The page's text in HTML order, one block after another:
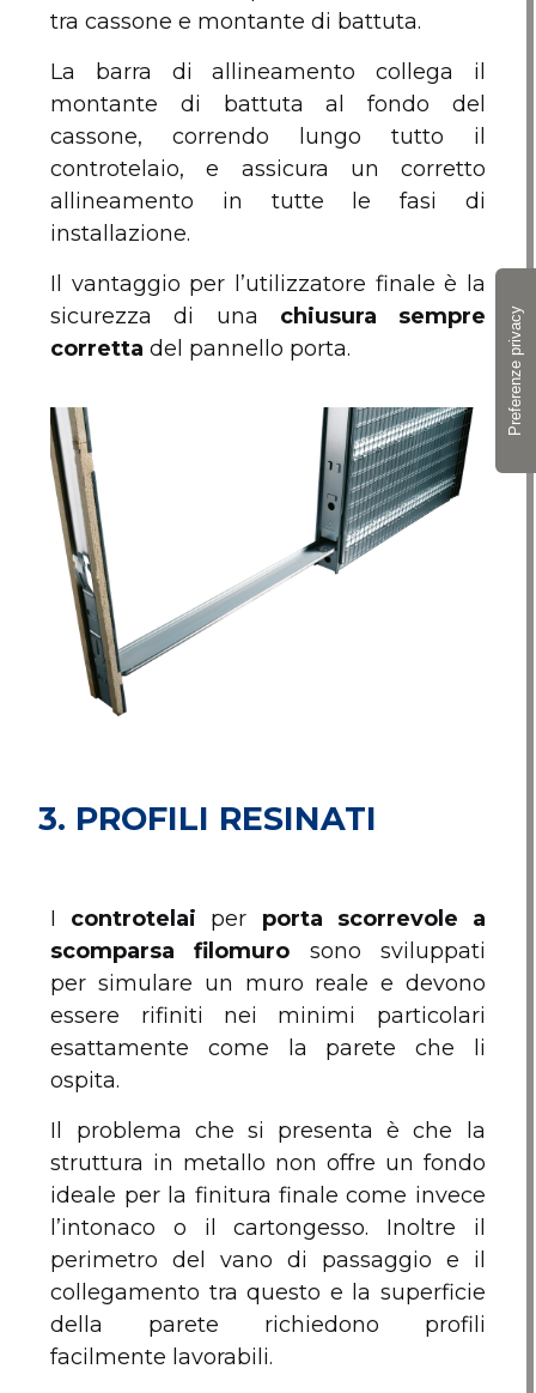
tra cassone e montante di battuta.
La barra di allineamento collega il
montante di battuta al fondo del
cassone, correndo lungo tutto il
controtelaio, e assicura un corretto
allineamento in tutte le fasi di
installazione.
Il vantaggio per l’utilizzatore finale è la
sicurezza di una chiusura sempre
corretta del pannello porta.
3. PROFILI RESINATI
I controtelai per porta scorrevole a
scomparsa filomuro sono sviluppati
per simulare un muro reale e devono
essere rifiniti nei minimi particolari
esattamente come la parete che li
ospita.
Il problema che si presenta è che la
struttura in metallo non offre un fondo
ideale per la finitura finale come invece
l’intonaco o il cartongesso. Inoltre il
perimetro del vano di passaggio e il
collegamento tra questo e la superficie
della parete richiedono profili
facilmente lavorabili.